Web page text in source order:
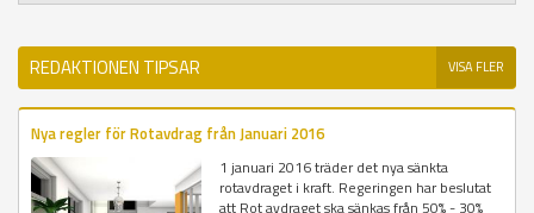
REDAKTIONEN TIPSAR VISA FLER
Nya regler för Rotavdrag från Januari 2016
1 januari 2016 träder det nya sänkta
rotavdraget i kraft. Regeringen har beslutat
att Rot avdraget ska sänkas från 50% - 30%